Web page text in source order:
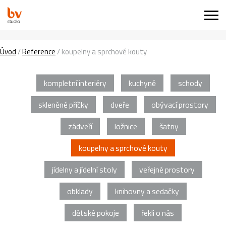
Úvod/Reference/koupelny a sprchové kouty
kompletní interiéry kuchyně
schody
skleněné příčky
dveře
obývací prostory
zádveří
ložnice
šatny
koupelny a sprchové kouty
jídelny a jídelní stoly
veřejné prostory
obklady
knihovny a sedačky
dětské pokoje
řekli o nás